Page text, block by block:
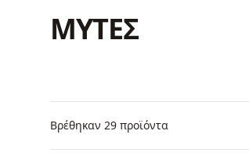
ΜΥΤΕΣ
Βρέθηκαν 29 προϊόντα